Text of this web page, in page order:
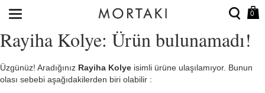
0
Rayiha Kolye: Ürün bulunamadı!
Üzgünüz! Aradığınız Rayiha Kolye isimli ürüne ulaşılamıyor. Bunun
olası sebebi aşağıdakilerden biri olabilir :